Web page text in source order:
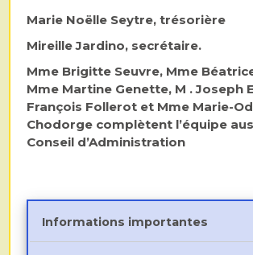
Marie Noëlle Seytre, trésorière
Mireille Jardino, secrétaire.
Mme Brigitte Seuvre, Mme
Mme Martine Genette, M . Joseph
François Follerot et Mme Marie-
Chodorge complètent l’équipe
Conseil d’Administration
Informations importantes